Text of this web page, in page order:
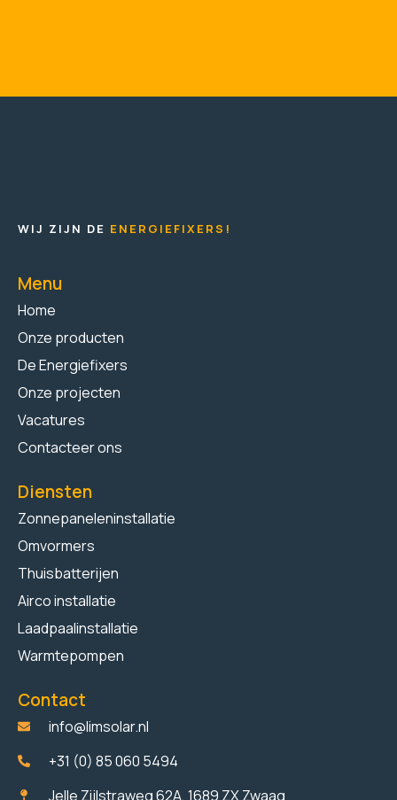
WIJ ZIJN DE ENERGIEFIXERS!
Menu
Home
Onze producten
De Energiefixers
Onze projecten
Vacatures
Contacteer ons
Diensten
Zonnepaneleninstallatie
Omvormers
Thuisbatterijen
Airco installatie
Laadpaalinstallatie
Warmtepompen
Contact
info@limsolar.nl
+31 (0) 85 060 5494​
Jelle Zijlstraweg 62A, 1689 ZX Zwaag